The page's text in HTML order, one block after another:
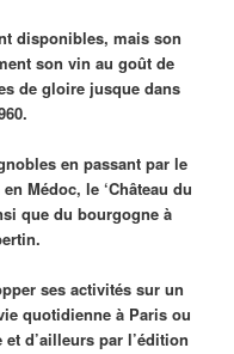
disponibles, mais son
son vin au goût de
de gloire jusque dans
en passant par le
Médoc, le ‘Château du
que du bourgogne à
ses activités sur un
quotidienne à Paris ou
d’ailleurs par l’édition